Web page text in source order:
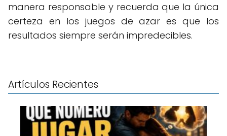
manera responsable y recuerda que la única
certeza en los juegos de azar es que los
resultados siempre serán impredecibles.
Artículos Recientes